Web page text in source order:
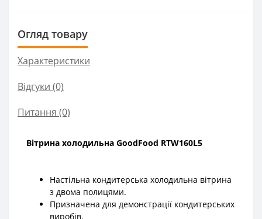
Огляд товару
Характеристики
Відгуки (0)
Питання (0)
Вітрина холодильна GoodFood RTW160L5
Настільна кондитерська холодильна вітрина
з двома полицями.
Призначена для демонстрації кондитерських
виробів.